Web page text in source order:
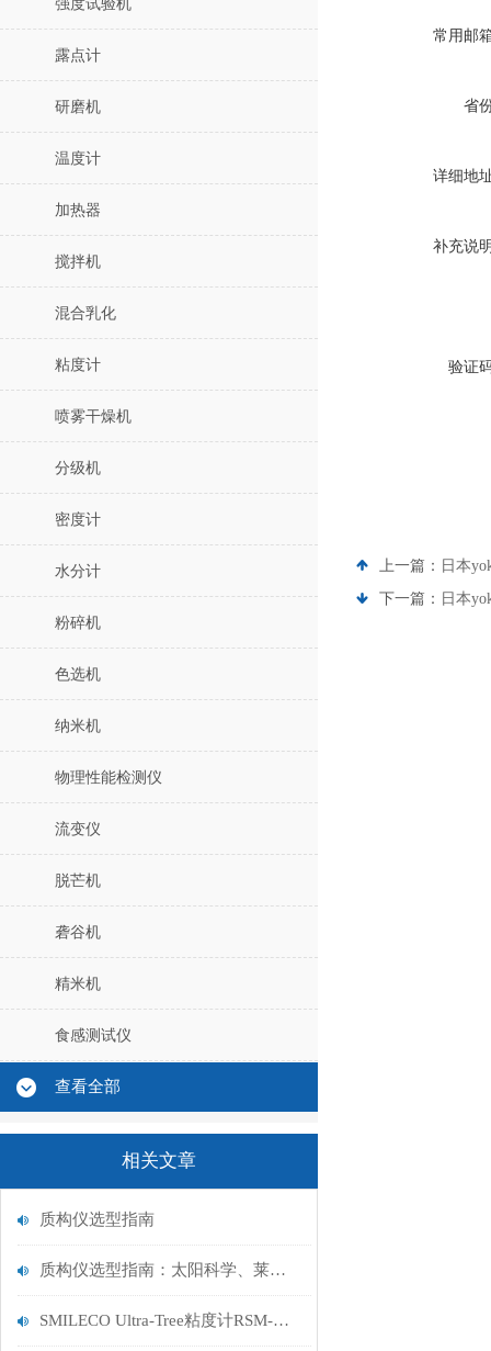
强度试验机
露点计
研磨机
温度计
加热器
搅拌机
混合乳化
粘度计
喷雾干燥机
分级机
密度计
水分计
粉碎机
色选机
纳米机
物理性能检测仪
流变仪
脱芒机
砻谷机
精米机
食感测试仪
查看全部
相关文章
质构仪选型指南
质构仪选型指南：太阳科学、莱欧泰克、竹友电气三个品牌对比分析
SMILECO Ultra-Tree粘度计RSM-MV1技术信息
常用邮
省
详细地
补充说
验证
上一篇： 日本
下一篇： 日本